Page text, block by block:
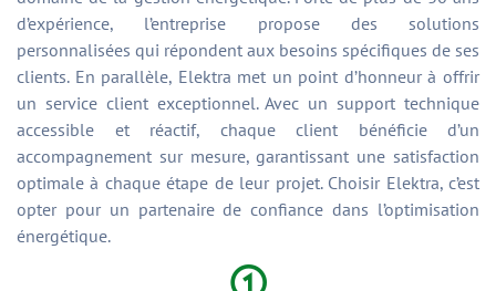
d’expérience, l’entreprise propose des solutions
personnalisées qui répondent aux besoins spécifiques de ses
clients. En parallèle, Elektra met un point d’honneur à offrir
un service client exceptionnel. Avec un support technique
accessible et réactif, chaque client bénéficie d’un
accompagnement sur mesure, garantissant une satisfaction
optimale à chaque étape de leur projet. Choisir Elektra, c’est
opter pour un partenaire de confiance dans l’optimisation
énergétique.